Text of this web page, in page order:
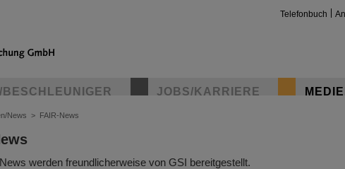
Telefonbuch
BESCHLEUNIGER JOBS/KARRIERE
News > FAIR-News
werden freundlicherweise von GSI bereitgestellt.